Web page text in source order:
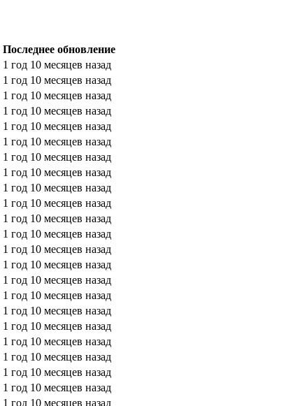
Последнее обновление
1 год 10 месяцев назад
1 год 10 месяцев назад
1 год 10 месяцев назад
1 год 10 месяцев назад
1 год 10 месяцев назад
1 год 10 месяцев назад
1 год 10 месяцев назад
1 год 10 месяцев назад
1 год 10 месяцев назад
1 год 10 месяцев назад
1 год 10 месяцев назад
1 год 10 месяцев назад
1 год 10 месяцев назад
1 год 10 месяцев назад
1 год 10 месяцев назад
1 год 10 месяцев назад
1 год 10 месяцев назад
1 год 10 месяцев назад
1 год 10 месяцев назад
1 год 10 месяцев назад
1 год 10 месяцев назад
1 год 10 месяцев назад
1 год 10 месяцев назад